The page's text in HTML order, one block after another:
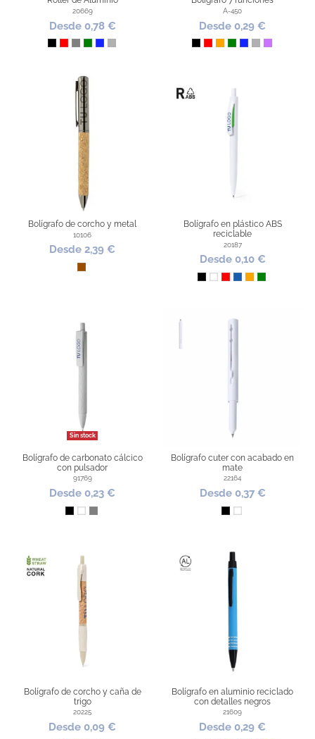
20669
Desde 0,78 €
Negro
RojoGrisVerdeAzul Royal
Plata
A-450
Desde 0,29 €
Negro
RojoNaranja
VerdeAzul Royal
PlataLila
Bolígrafo de corcho y metal
10106
Desde 2,39 €
Marrón
Bolígrafo en plástico ABS
reciclable
20187
Desde 0,10 €
NegroBlanco
RojoAzulNaranja
Verde
Sin stock
Bolígrafo de carbonato cálcico
con pulsador
91769
Desde 0,23 €
NegroBlanco
Gris
Bolígrafo cuter con acabado en
mate
22164
Desde 0,37 €
NegroBlanco
Bolígrafo de corcho y caña de
trigo
20225
Desde 0,09 €
Bolígrafo en aluminio reciclado
con detalles negros
21609
Desde 0,29 €